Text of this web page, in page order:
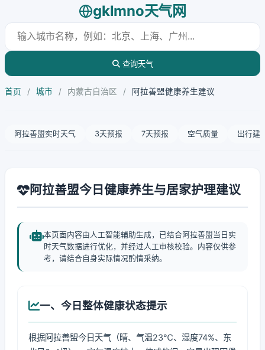
gklmno天气网
查询天气
首页 / 城市 / 内蒙古自治区 / 阿拉善盟健康养生建议
阿拉善盟实时天气 3天预报 7天预报 空气质量 出行建
阿拉善盟今日健康养生与居家护理建议
本页面内容由人工智能辅助生成，已结合阿拉善盟当日实
时天气数据进行优化，并经过人工审核校验。内容仅供参
考，请结合自身实际情况酌情采纳。
一、今日整体健康状态提示
根据阿拉善盟今日天气（晴、气温23℃、湿度74%、东